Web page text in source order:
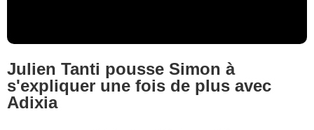
Julien Tanti pousse Simon à
s'expliquer une fois de plus avec
Adixia